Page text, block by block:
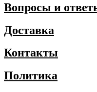
Вопросы и
Доставка
Контакты
Политика